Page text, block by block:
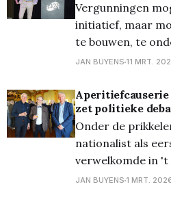
overnachtingen
stadsbestuur
Vergunningen
initiatief, maar
te bouwen, te
investeren in
koninginnenstuk
Regering. Tijdens
van minister Jo
inDD2 toe hoe
robuuster en
JAN BUYENS 11 MRT.
zet politieke
Onder de
nationalist als
verwelkomde in
Davidsfonds
JAN BUYENS 1 MRT.